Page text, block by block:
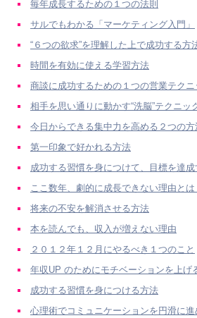
毎年成長するための１つの法則
サルでもわかる「マーケティング入門」
“６つの欲求”を理解した上で成功する方
時間を有効に使える学習方法
商談に成功するための１つの営業テクニ
相手を思い通りに動かす“洗脳”テクニッ
今日からできる集中力を高める２つの方
第一印象で好かれる方法
成功する習慣を身につけて、目標を達
ここ数年、劇的に成長できない理由とは
将来の不安を解消させる方法
本を読んでも、収入が増えない理由
２０１２年１２月にやるべき１つのこと
年収UP のためにモチベーションを上げ
成功する習慣を身につける方法
心理術でコミュニケーションを円滑に